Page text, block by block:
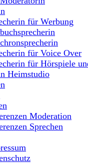
für Werbung
für Voice Over
für Hörspiele
Heimstudio
Moderation
Sprechen